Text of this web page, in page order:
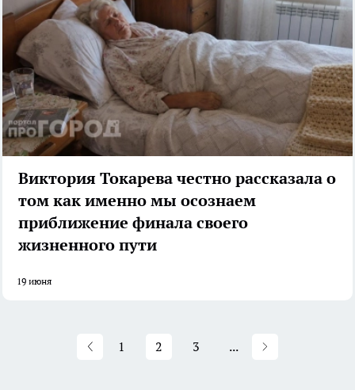
Виктория Токарева честно рассказала о
том как именно мы осознаем
приближение финала своего
жизненного пути
19 июня
1 2 3 ...